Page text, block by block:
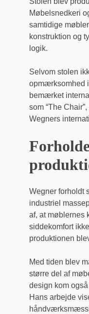
Møbelsnedkeri
samtidige
konstruktion og
logik.
Selvom stolen
opmærksomhed
bemærket
som “The
Wegners
Wegner forholdt
industriel
af, at møblernes
siddekomfort
produktionen
Med tiden blev
større del af
design kom
Hans arbejde